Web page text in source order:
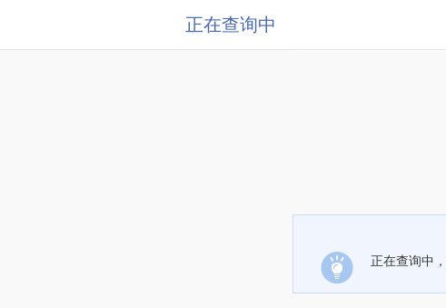
正在查询中
正在查询中